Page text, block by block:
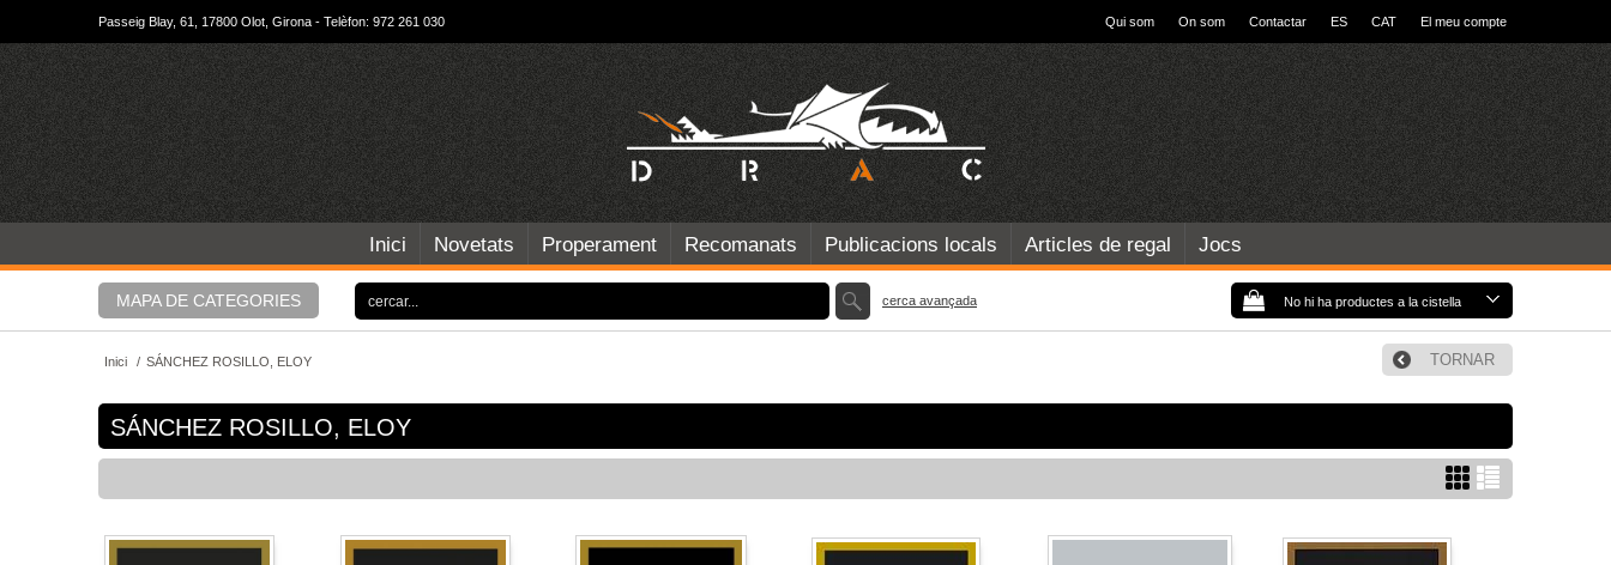
Passeig Blay, 61, 17800 Olot, Girona - Telèfon: 972 261 030 Qui som On som Contactar ES CAT El meu compte
Inici Novetats Properament Recomanats Publicacions locals Articles de regal Jocs
MAPA DE CATEGORIES No hi ha productes a la cistella
cerca avançada
Inici / SÁNCHEZ ROSILLO, ELOY TORNAR
SÁNCHEZ ROSILLO, ELOY